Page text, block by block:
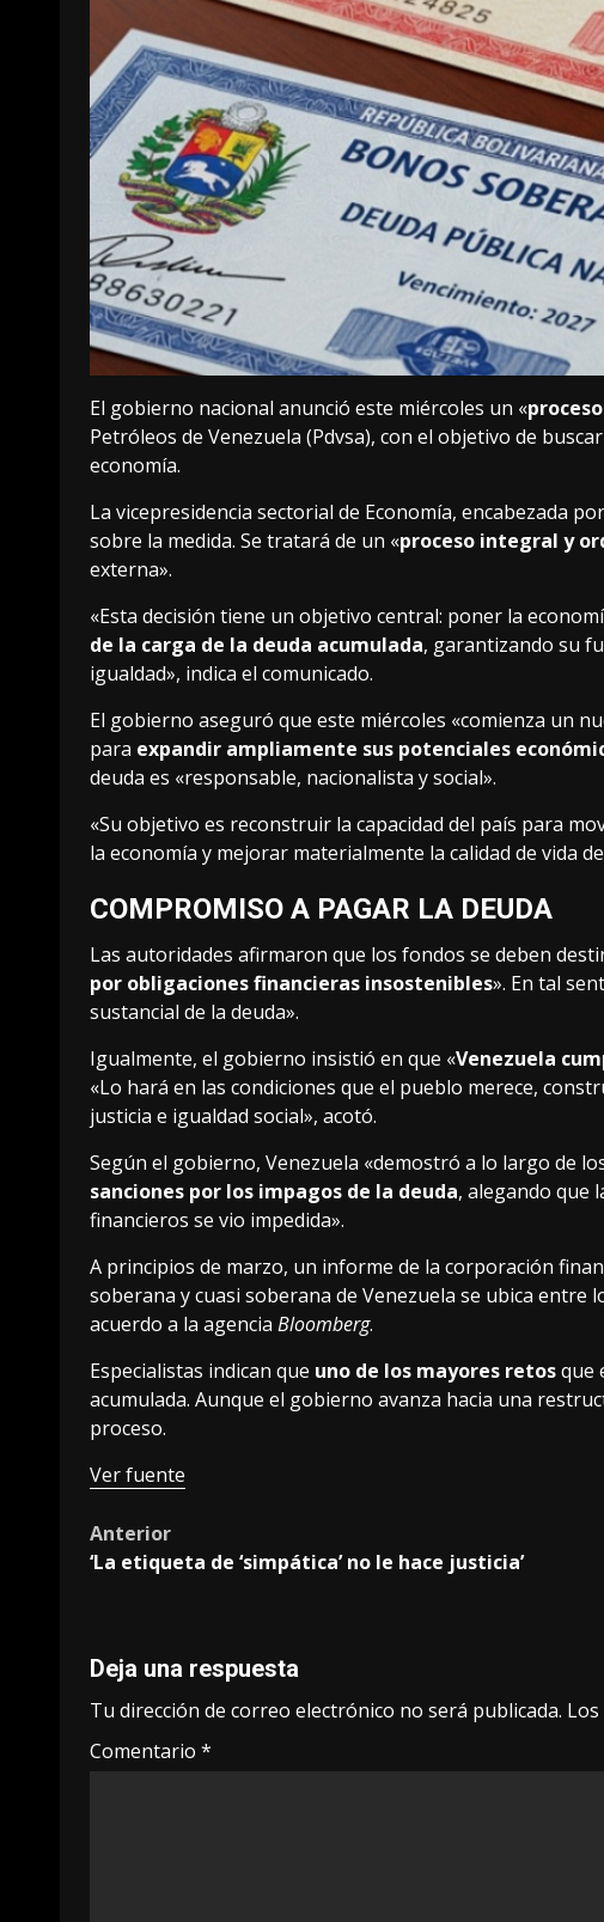
El gobierno nacional anunció este miércoles un «
Petróleos de Venezuela (Pdvsa), con el objetivo de
economía.
La vicepresidencia sectorial de Economía, encabezada
sobre la medida. Se tratará de un «proceso integral y
externa».
«Esta decisión tiene un objetivo central: poner la
de la carga de la deuda acumulada, garantizando su
igualdad», indica el comunicado.
El gobierno aseguró que este miércoles «comienza un
para expandir ampliamente sus potenciales
deuda es «responsable, nacionalista y social».
«Su objetivo es reconstruir la capacidad del país para
la economía y mejorar materialmente la calidad de vida
COMPROMISO A PAGAR LA DEUDA
Las autoridades afirmaron que los fondos se deben
por obligaciones financieras insostenibles». En tal
sustancial de la deuda».
Igualmente, el gobierno insistió en que «Venezuela
«Lo hará en las condiciones que el pueblo merece,
justicia e igualdad social», acotó.
Según el gobierno, Venezuela «demostró a lo largo de
sanciones por los impagos de la deuda, alegando que
financieros se vio impedida».
A principios de marzo, un informe de la corporación
soberana y cuasi soberana de Venezuela se ubica entre
acuerdo a la agencia Bloomberg.
Especialistas indican que uno de los mayores retosque
acumulada. Aunque el gobierno avanza hacia una
proceso.
Ver fuente
Post
navigation
Anterior
‘La etiqueta de ‘simpática’ no le hace justicia’
Deja una respuesta
Tu dirección de correo electrónico no será publicada.
Comentario *